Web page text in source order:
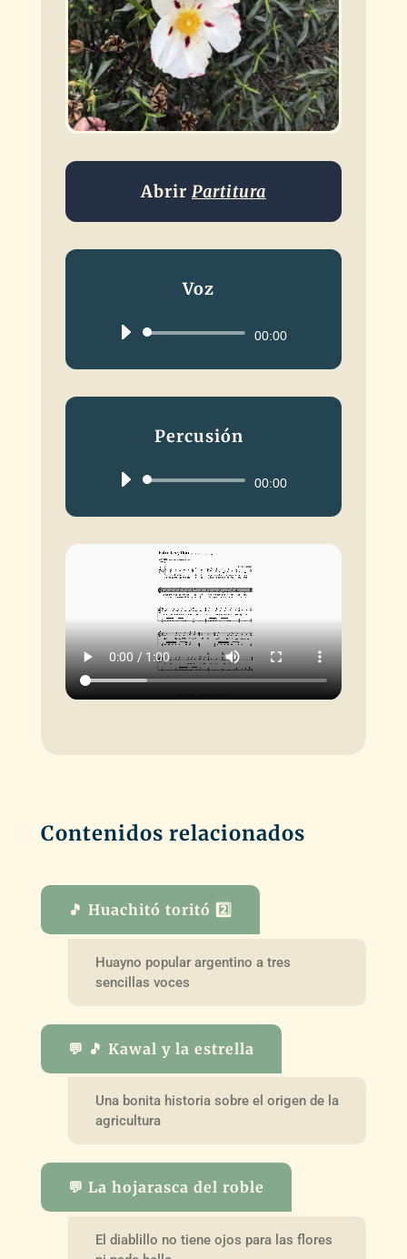
Abrir Partitura
Voz
Reproductor00:00
Percusión
Reproductor00:00
Contenidos relacionados
🎵 Huachitó toritó 2️⃣
Huayno popular argentino a tres
sencillas voces
💬 🎵 Kawal y la estrella
Una bonita historia sobre el origen de la
agricultura
💬 La hojarasca del roble
El diablillo no tiene ojos para las flores